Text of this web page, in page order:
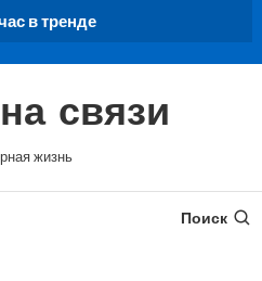
в тренде
связи
жизнь
Поиск